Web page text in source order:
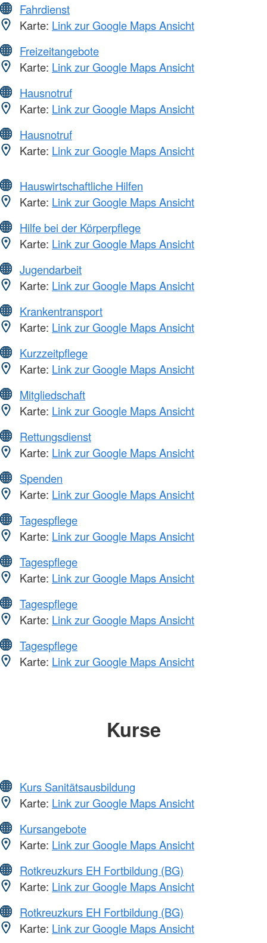
Fahrdienst
Karte: Link zur Google Maps Ansicht
Freizeitangebote
Karte: Link zur Google Maps Ansicht
Hausnotruf
Karte: Link zur Google Maps Ansicht
Hausnotruf
Karte: Link zur Google Maps Ansicht
Hauswirtschaftliche Hilfen
Karte: Link zur Google Maps Ansicht
Hilfe bei der Körperpflege
Karte: Link zur Google Maps Ansicht
Jugendarbeit
Karte: Link zur Google Maps Ansicht
Krankentransport
Karte: Link zur Google Maps Ansicht
Kurzzeitpflege
Karte: Link zur Google Maps Ansicht
Mitgliedschaft
Karte: Link zur Google Maps Ansicht
Rettungsdienst
Karte: Link zur Google Maps Ansicht
Spenden
Karte: Link zur Google Maps Ansicht
Tagespflege
Karte: Link zur Google Maps Ansicht
Tagespflege
Karte: Link zur Google Maps Ansicht
Tagespflege
Karte: Link zur Google Maps Ansicht
Tagespflege
Karte: Link zur Google Maps Ansicht
Kurse
Kurs Sanitätsausbildung
Karte: Link zur Google Maps Ansicht
Kursangebote
Karte: Link zur Google Maps Ansicht
Rotkreuzkurs EH Fortbildung (BG)
Karte: Link zur Google Maps Ansicht
Rotkreuzkurs EH Fortbildung (BG)
Karte: Link zur Google Maps Ansicht